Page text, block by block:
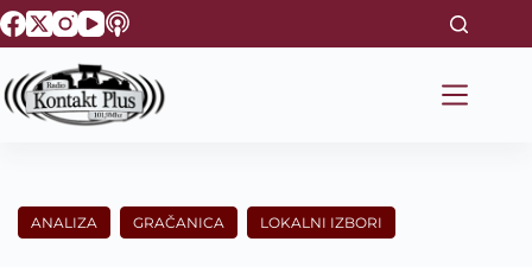
S
k
p
t
e
ANALIZA GRAČANICA LOKALNI IZBORI